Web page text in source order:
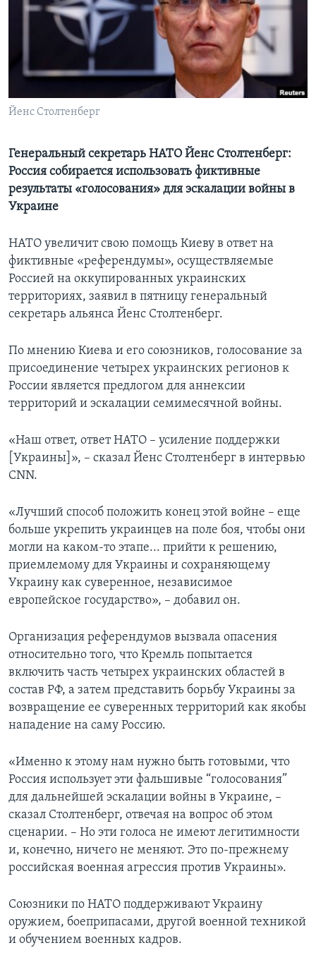
Learning English
СОЦИАЛЬНЫЕ СЕТИ
Йенс Столтенберг
Генеральный секретарь НАТО Йенс Столтенберг:
Россия собирается использовать фиктивные
результаты «голосования» для эскалации войны в
Украине
НАТО увеличит свою помощь Киеву в ответ на
фиктивные «референдумы», осуществляемые
Россией на оккупированных украинских
территориях, заявил в пятницу генеральный
секретарь альянса Йенс Столтенберг.
По мнению Киева и его союзников, голосование за
присоединение четырех украинских регионов к
России является предлогом для аннексии
территорий и эскалации семимесячной войны.
«Наш ответ, ответ НАТО – усиление поддержки
[Украины]», – сказал Йенс Столтенберг в интервью
CNN.
«Лучший способ положить конец этой войне – еще
больше укрепить украинцев на поле боя, чтобы они
могли на каком-то этапе... прийти к решению,
приемлемому для Украины и сохраняющему
Украину как суверенное, независимое
европейское государство», – добавил он.
Организация референдумов вызвала опасения
относительно того, что Кремль попытается
включить часть четырех украинских областей в
состав РФ, а затем представить борьбу Украины за
возвращение ее суверенных территорий как якобы
нападение на саму Россию.
«Именно к этому нам нужно быть готовыми, что
Россия использует эти фальшивые “голосования”
для дальнейшей эскалации войны в Украине, –
сказал Столтенберг, отвечая на вопрос об этом
сценарии. – Но эти голоса не имеют легитимности
и, конечно, ничего не меняют. Это по-прежнему
российская военная агрессия против Украины».
Союзники по НАТО поддерживают Украину
оружием, боеприпасами, другой военной техникой
и обучением военных кадров.